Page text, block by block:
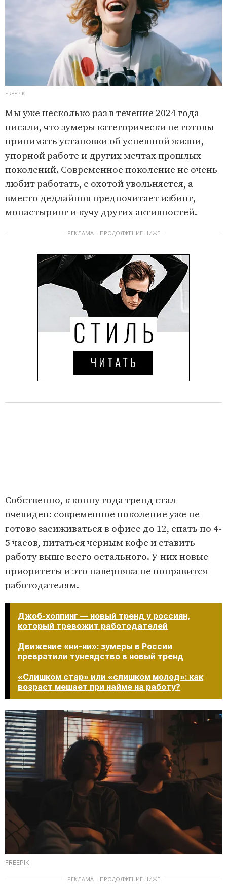
FREEPIK
Мы уже несколько раз в течение 2024 года
писали, что зумеры категорически не готовы
принимать установки об успешной жизни,
упорной работе и других мечтах прошлых
поколений. Современное поколение не очень
любит работать, с охотой увольняется, а
вместо дедлайнов предпочитает избинг,
монастыринг и кучу других активностей.
РЕКЛАМА – ПРОДОЛЖЕНИЕ НИЖЕ
Собственно, к концу года тренд стал
очевиден: современное поколение уже не
готово засиживаться в офисе до 12, спать по 4-
5 часов, питаться черным кофе и ставить
работу выше всего остального. У них новые
приоритеты и это наверняка не понравится
работодателям.
Джоб-хоппинг — новый тренд у россиян,
который тревожит работодателей
Движение «ни-ни»: зумеры в России
превратили тунеядство в новый тренд
«Слишком стар» или «слишком молод»: как
возраст мешает при найме на работу?​​​​​​​
FREEPIK
РЕКЛАМА – ПРОДОЛЖЕНИЕ НИЖЕ